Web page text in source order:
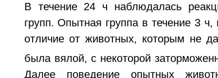
В течение 24 ч наблюдалась
групп. Опытная группа в течение 3 ч,
отличие от животных, которым не
была вялой, с некоторой
Далее поведение опытных